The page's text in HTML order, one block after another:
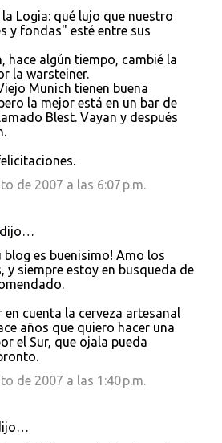
Logia: qué lujo que nuestro
y fondas" esté entre sus
hace algún tiempo, cambié la
la warsteiner.
Munich tienen buena
la mejor está en un bar de
Blest. Vayan y después
de 2007 a las 6:07 p.m.
dijo…
blog es buenisimo! Amo los
y siempre estoy en busqueda de
en cuenta la cerveza artesanal
años que quiero hacer una
el Sur, que ojala pueda
de 2007 a las 1:40 p.m.